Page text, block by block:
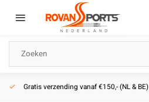
Gratis verzending vanaf €150,- (NL & BE)